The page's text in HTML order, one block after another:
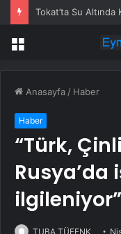
Tokat’ta Su Altında
Menü
Anasayfa / Haber
Haber
“Türk,
Rusya’da
ilgileniyor”
TUBA TÜFENK